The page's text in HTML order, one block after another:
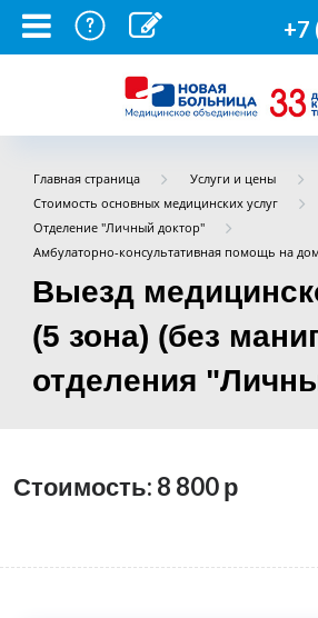
+7
Главная страница
Услуги и цены
Стоимость основных медицинских услуг
Отделение "Личный доктор"
Амбулаторно-консультативная помощь на
Выезд
(5 зона) (без
отделения
Стоимость: 8 800р